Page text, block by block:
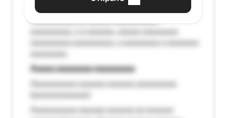
Aaaaaa-aaaaaaaaaaa aaaaaa
Aaaaaaaaaa aa aaaaa aaaaaaaaaa
Aaaaa aaaaaaaa aaaaaaaaa